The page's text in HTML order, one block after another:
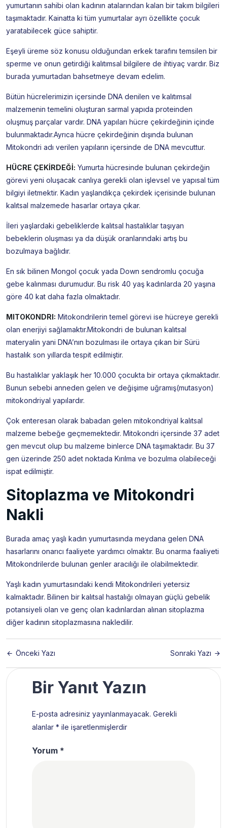
yumurtanın sahibi olan kadının atalarından kalan bir takım bilgileri
taşımaktadır. Kainatta ki tüm yumurtalar ayrı özellikte çocuk
yaratabilecek güce sahiptir.
Eşeyli üreme söz konusu olduğundan erkek tarafını temsilen bir
sperme ve onun getirdiği kalıtımsal bilgilere de ihtiyaç vardır. Biz
burada yumurtadan bahsetmeye devam edelim.
Bütün hücrelerimizin içersinde DNA denilen ve kalıtımsal
malzemenin temelini oluşturan sarmal yapıda proteinden
oluşmuş parçalar vardır. DNA yapıları hücre çekirdeğinin içinde
bulunmaktadır.Ayrıca hücre çekirdeğinin dışında bulunan
Mitokondri adı verilen yapıların içersinde de DNA mevcuttur.
HÜCRE ÇEKİRDEĞİ: Yumurta hücresinde bulunan çekirdeğin
görevi yeni oluşacak canlıya gerekli olan işlevsel ve yapısal tüm
bilgiyi iletmektir. Kadın yaşlandıkça çekirdek içerisinde bulunan
kalıtsal malzemede hasarlar ortaya çıkar.
İleri yaşlardaki gebeliklerde kalıtsal hastalıklar taşıyan
bebeklerin oluşması ya da düşük oranlarındaki artış bu
bozulmaya bağlıdır.
En sık bilinen Mongol çocuk yada Down sendromlu çocuğa
gebe kalınması durumudur. Bu risk 40 yaş kadınlarda 20 yaşına
göre 40 kat daha fazla olmaktadır.
MITOKONDRI: Mitokondrilerin temel görevi ise hücreye gerekli
olan enerjiyi sağlamaktır.Mitokondri de bulunan kalıtsal
materyalin yani DNA’nın bozulması ile ortaya çıkan bir Sürü
hastalık son yıllarda tespit edilmiştir.
Bu hastalıklar yaklaşık her 10.000 çocukta bir ortaya çıkmaktadır.
Bunun sebebi anneden gelen ve değişime uğramış(mutasyon)
mitokondriyal yapılardır.
Çok enteresan olarak babadan gelen mitokondriyal kalıtsal
malzeme bebeğe geçmemektedir. Mitokondri içersinde 37 adet
gen mevcut olup bu malzeme binlerce DNA taşımaktadır. Bu 37
gen üzerinde 250 adet noktada Kırılma ve bozulma olabileceği
ispat edilmiştir.
Sitoplazma ve Mitokondri
Nakli
Burada amaç yaşlı kadın yumurtasında meydana gelen DNA
hasarlarını onarıcı faaliyete yardımcı olmaktır. Bu onarma faaliyeti
Mitokondrilerde bulunan genler aracılığı ile olabilmektedir.
Yaşlı kadın yumurtasındaki kendi Mitokondrileri yetersiz
kalmaktadır. Bilinen bir kalıtsal hastalığı olmayan güçlü gebelik
potansiyeli olan ve genç olan kadınlardan alınan sitoplazma
diğer kadının sitoplazmasına nakledilir.
Önceki Yazı Sonraki Yazı
Bir Yanıt Yazın
E-posta adresiniz yayınlanmayacak. Gerekli
alanlar * ile işaretlenmişlerdir
Yorum *